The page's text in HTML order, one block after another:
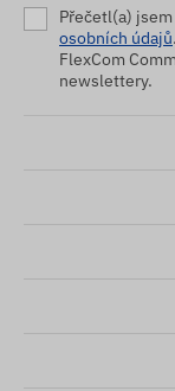
Přečetl(a)
osobních údajů
FlexCom
newslettery.